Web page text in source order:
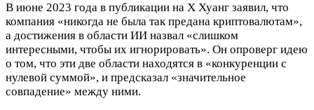
В июне 2023 года в публикации на X Хуанг заявил, что
компания «никогда не была так предана криптовалютам»,
а достижения в области ИИ назвал «слишком
интересными, чтобы их игнорировать». Он опроверг идею
о том, что эти две области находятся в «конкуренции с
нулевой суммой», и предсказал «значительное
совпадение» между ними.